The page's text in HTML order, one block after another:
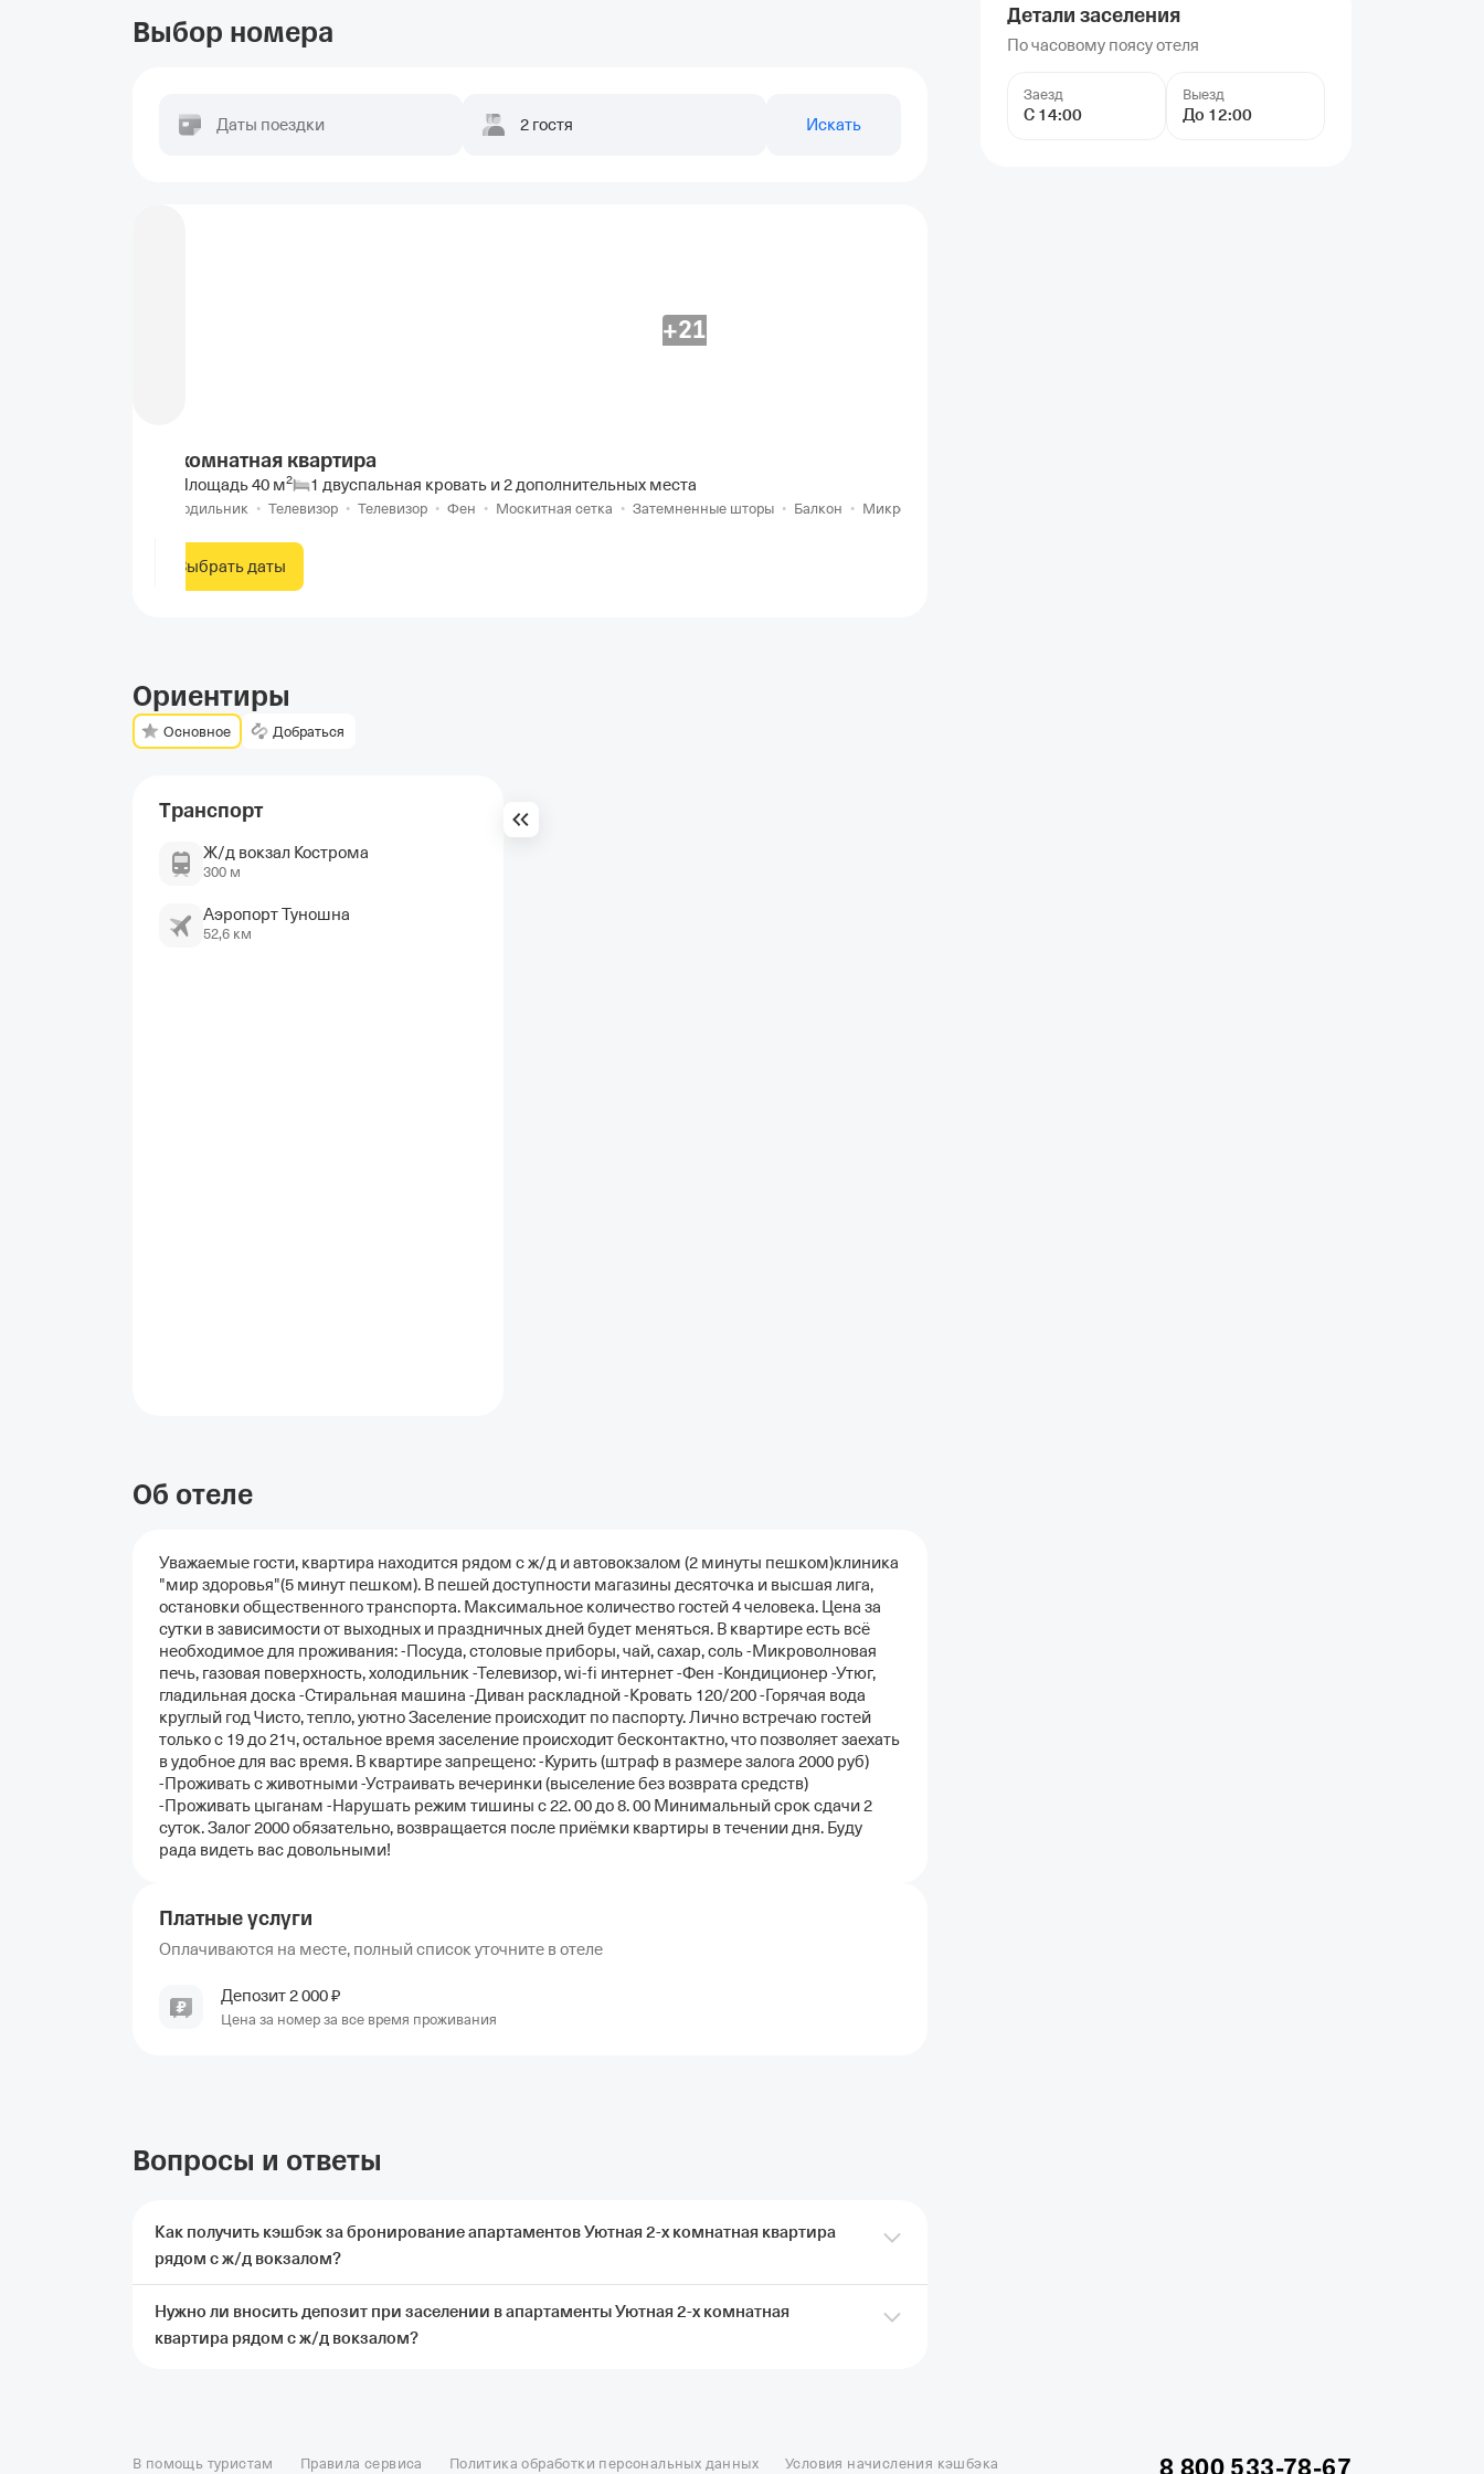
Детали заселения
По часовому поясу отеля
Заезд
С 14:00
Выезд
До 12:00
Выбор номера
Даты поездки 2 гостя Искать
+21
2-комнатная квартира
Площадь40 м2 1 двуспальная кровать и 2 дополнительных места
Холодильник • Телевизор • Телевизор • Фен • Москитная сетка • Затемненные шторы • Балкон • Микроволновка
Выбрать даты
Ориентиры
Основное Добраться
Транспорт
Ж/д вокзал Кострома
300 м
Аэропорт Туношна
52,6 км
Об отеле
Уважаемые гости, квартира находится рядом с ж/д и автовокзалом (2 минуты пешком)клиника
"мир здоровья"(5 минут пешком). В пешей доступности магазины десяточка и высшая лига,
остановки общественного транспорта. Максимальное количество гостей 4 человека. Цена за
сутки в зависимости от выходных и праздничных дней будет меняться. В квартире есть всё
необходимое для проживания: -Посуда, столовые приборы, чай, сахар, соль -Микроволновая
печь, газовая поверхность, холодильник -Телевизор, wi-fi интернет -Фен -Кондиционер -Утюг,
гладильная доска -Стиральная машина -Диван раскладной -Кровать 120/200 -Горячая вода
круглый год Чисто, тепло, уютно Заселение происходит по паспорту. Лично встречаю гостей
только с 19 до 21ч, остальное время заселение происходит бесконтактно, что позволяет заехать
в удобное для вас время. В квартире запрещено: -Курить (штраф в размере залога 2000 руб)
-Проживать с животными -Устраивать вечеринки (выселение без возврата средств)
-Проживать цыганам -Нарушать режим тишины с 22. 00 до 8. 00 Минимальный срок сдачи 2
суток. Залог 2000 обязательно, возвращается после приёмки квартиры в течении дня. Буду
рада видеть вас довольными!
Платные услуги
Оплачиваются на месте, полный список уточните в отеле
Депозит2000₽
Цена за номер за все время проживания
Вопросы и ответы
Как получить кэшбэк за бронирование апартаментов Уютная 2-х комнатная квартира
рядом с ж/д вокзалом?
Чтобы получить кэшбэк, нужно забронировать апартаменты Уютная 2-х комнатная квартира
рядом с ж/д вокзалом через Т‑Путешествия и оплатить картой Т‑Банка. Кэшбэк придет после
Нужно ли вносить депозит при заселении в апартаменты Уютная 2-х комнатная
квартира рядом с ж/д вокзалом?
Отель Космос в Москве
Отель Президент Отель Рэдиссон в Сочи Отель Гринвуд Отель Soluxe в Москве
Отель Измайлово Альфа
В помощь туристам Правила сервиса Политика обработки персональных данных Условия начисления кэшбэка